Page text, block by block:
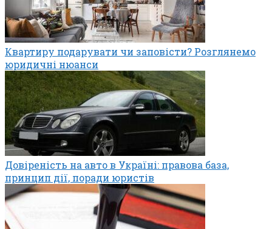
Квартиру подарувати чи заповісти? Розглянемо
юридичні нюанси
Довіреність на авто в Україні: правова база,
принцип дії, поради юристів